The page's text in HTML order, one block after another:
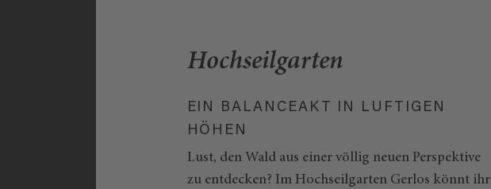
Hochseilgarten
EIN BALANCEAKT IN LUFTIGEN
HÖHEN
Lust, den Wald aus einer völlig neuen Perspektive
zu entdecken? Im Hochseilgarten Gerlos könnt ihr